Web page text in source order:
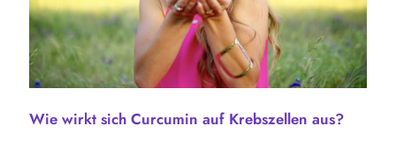
Wie wirkt sich Curcumin auf Krebszellen aus?